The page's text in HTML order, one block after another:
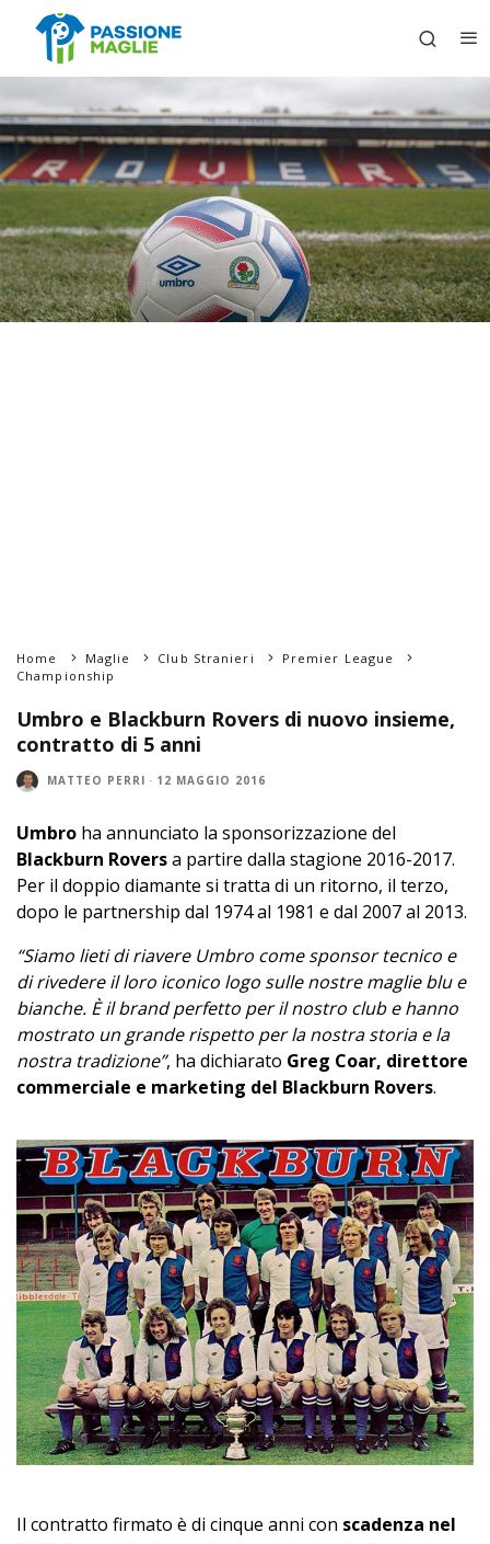
Home Maglie Club Stranieri
Premier League
Championship
Umbro e Blackburn Rovers di nuovo insieme,
contratto di 5 anni
MATTEO PERRI · 12 MAGGIO 2016
Umbro ha annunciato la sponsorizzazione del
Blackburn Roversa partire dalla stagione 2016-2017.
Per il doppio diamante si tratta di un ritorno, il terzo,
dopo le partnership dal 1974 al 1981 e dal 2007 al 2013.
“Siamo lieti di riavere Umbro come sponsor tecnico e
di rivedere il loro iconico logo sulle nostre maglie blu e
bianche. È il brand perfetto per il nostro club e hanno
mostrato un grande rispetto per la nostra storia e la
nostra tradizione”, ha dichiarato Greg Coar, direttore
commerciale e marketing del Blackburn Rovers.
Il contratto firmato è di cinque anni con scadenza nel